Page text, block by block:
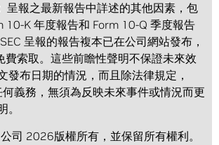
呈報之最新報告中詳述的其他因素，包
10-K 年度報告和 Form 10-Q 季度報告
呈報的報告複本已在公司網站發布，
費索取。這些前瞻性聲明不保證未來效
發布日期的情況，而且除法律規定，
義務，無須為反映未來事件或情況而更
司 2026版權所有，並保留所有權利。